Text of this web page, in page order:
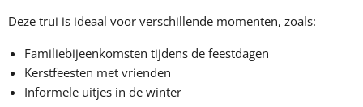
Deze trui is ideaal voor verschillende momenten, zoals:
Familiebijeenkomsten tijdens de feestdagen
Kerstfeesten met vrienden
Informele uitjes in de winter